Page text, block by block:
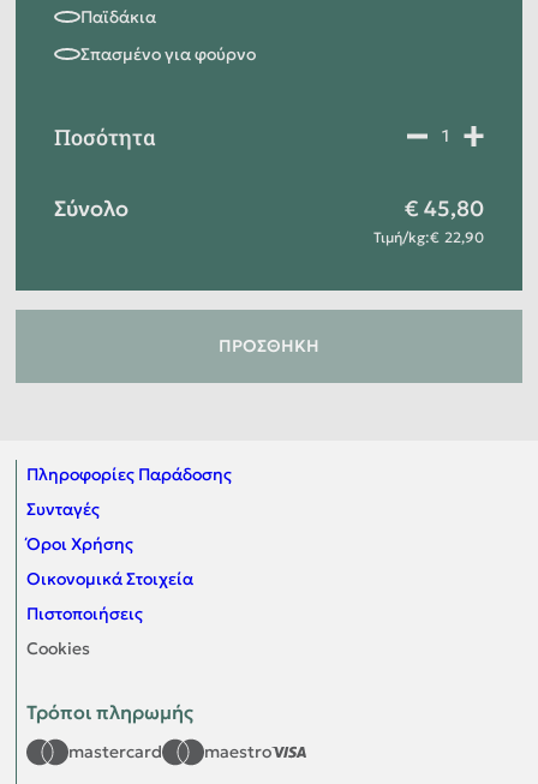
Ποσότητα
Σύνολο 45,80
Τιμή/kg: 22,90
ΠΡΟΣΘΉΚΗ
Πληροφορίες Παράδοσης
Συνταγές
Όροι Χρήσης
Οικονομικά Στοιχεία
Πιστοποιήσεις
Cookies
Τρόποι πληρωμής
mastercard maestro